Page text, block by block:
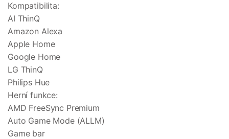
Kompatibilita:
AI ThinQ
Amazon Alexa
Apple Home
Google Home
LG ThinQ
Philips Hue
Herní funkce:
AMD FreeSync Premium
Auto Game Mode (ALLM)
Game bar